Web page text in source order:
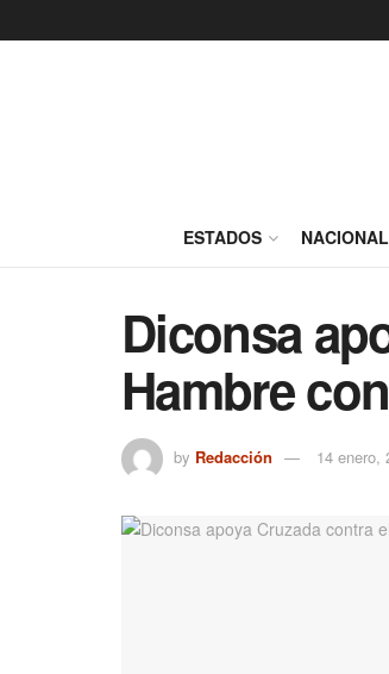
ESTADOS NACIONAL
Diconsa
Hambre
by Redacción 14 enero,